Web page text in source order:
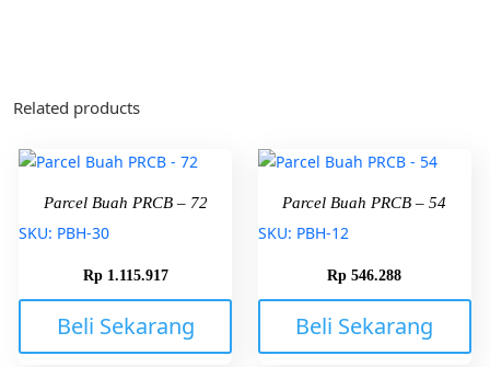
Related products
Parcel Buah PRCB – 72
SKU: PBH-30
Rp1.115.917
Beli Sekarang
Parcel Buah PRCB – 54
SKU: PBH-12
Rp 546.288
Beli Sekarang